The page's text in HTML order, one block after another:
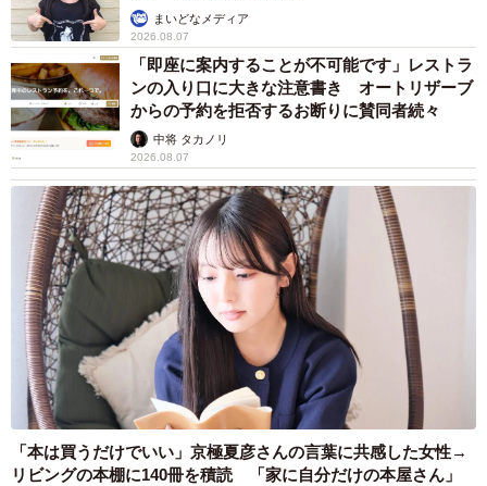
猫の妖怪としてその世界観や表現を発信している猫魈 時雨さん／猫魈 時
雨さん（@shigure_nyao）提供
投稿には、「一日笑顔でいられるサンダル」「これ実際に
見たら笑ってしまいそう」といった反応も。猫魈 時雨さん
は、国内外から想像以上の反応があり、通知の多さに少し
驚いたと明かします。
まいどなメディア
2026.08.07
「即座に案内することが不可能です」レストラ
ンの入り口に大きな注意書き オートリザーブ
からの予約を拒否するお断りに賛同者続々
中将 タカノリ
2026.08.07
「本は買うだけでいい」京極夏彦さんの言葉に共感した女性→
リビングの本棚に140冊を積読 「家に自分だけの本屋さん」